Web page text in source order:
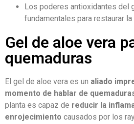
Los poderes antioxidantes del
fundamentales para restaurar la
Gel de aloe vera
quemaduras
El gel de aloe vera es un aliado
momento de hablar de
planta es capaz de reducir la
enrojecimiento causados por los